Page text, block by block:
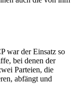
war der Einsatz so
bei denen der
Parteien, die
abfängt und